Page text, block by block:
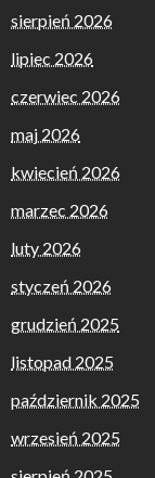
sierpień 2026
lipiec 2026
czerwiec 2026
maj 2026
kwiecień 2026
marzec 2026
luty 2026
styczeń 2026
grudzień 2025
listopad 2025
październik 2025
wrzesień 2025